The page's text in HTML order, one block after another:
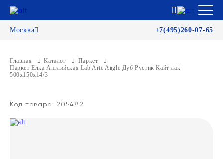
Москва +7(495)260-07-65
Главная Каталог
Паркет
Паркет Елка Английская Lab Arte Angle Дуб Рустик Кайт лак
500х150х14/3
Код товара: 205482